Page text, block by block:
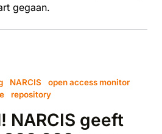
gegaan.
NARCIS
open access monitor
repository
NARCIS geeft